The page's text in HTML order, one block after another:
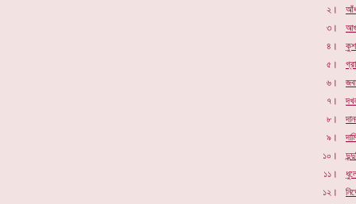
২।
৩।
৪।
৫।
৬।
৭।
৮।
৯।
১০।
১১।
১২।